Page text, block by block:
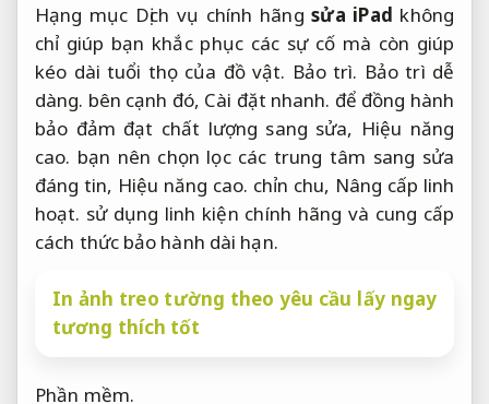
Hạng mục Dịch vụ chính hãngsửa iPad không
chỉ giúp bạn khắc phục các sự cố mà còn giúp
kéo dài tuổi thọ của đồ vật. Bảo trì. Bảo trì dễ
dàng. bên cạnh đó, Cài đặt nhanh. để đồng hành
bảo đảm đạt chất lượng sang sửa, Hiệu năng
cao. bạn nên chọn lọc các trung tâm sang sửa
đáng tin, Hiệu năng cao. chỉn chu, Nâng cấp linh
hoạt. sử dụng linh kiện chính hãng và cung cấp
cách thức bảo hành dài hạn.
In ảnh treo tường theo yêu cầu lấy ngay
tương thích tốt
Phần mềm.